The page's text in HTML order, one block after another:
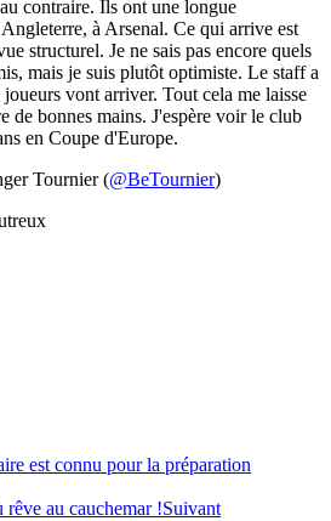
contraire. Ils ont une longue
à Arsenal. Ce qui arrive est
structurel. Je ne sais pas encore quels
mais je suis plutôt optimiste. Le staff a
vont arriver. Tout cela me laisse
de bonnes mains. J'espère voir le club
en Coupe d'Europe.
Tournier (@BeTournier)
est connu pour la préparation
au cauchemar !Suivant